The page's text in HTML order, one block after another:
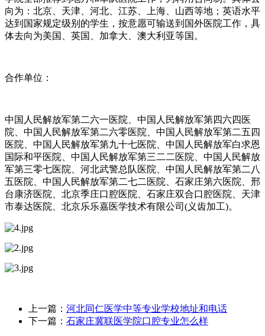
向为：北京、天津、河北、江苏、上海、山西等地；英语水平
达到国家规定级别的学生，按意愿可输送到国外医院工作，具
体去向为美国、英国、加拿大、澳大利亚等国。
合作单位：
中国人民解放军第二六一医院、中国人民解放军第四六四医
院、中国人民解放军第二六零医院、中国人民解放军第二五四
医院、中国人民解放军第九十七医院、中国人民解放军白求恩
国际和平医院、中国人民解放军第三二二医院、中国人民解放
军第三零七医院、河北武警总队医院、中国人民解放军第二八
五医院、中国人民解放军第二七二医院、石家庄第六医院、邢
台康济医院、北京季庄口腔医院、石家庄双合口腔医院、天津
市泰达医院、北京乐乐嘉医学技术有限公司(义齿加工)。
上一篇： 河北同仁医学中等专业学校地址和电话
下一篇： 石家庄冀联医学院口腔专业怎么样